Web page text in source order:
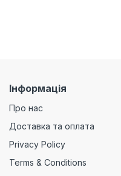
Інформація
Про нас
Доставка та оплата
Privacy Policy
Terms & Conditions